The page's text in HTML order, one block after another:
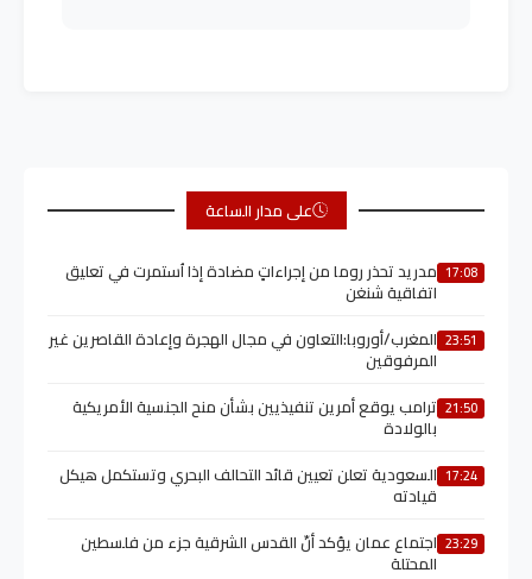
على مدار الساعة
17:08 مدريد تحذر روما من إجراءاتٍ مضادة إذا اُستمرت في تعليق
اتفاقية شنغن
23:51 المغرب/أوروبا:التعاون في مجال الهجرة وإعادة القاصرين غير
المرفوقين
21:50 ترامب يوقع أمرين تنفيذيين بشأن منح الجنسية الأمريكية
بالولادة
17:24 السعودية تعلن تعيين قائد التحالف البحري وتستكمل هيكل
قيادته
23:29 اجتماع عمان يؤكد أنّ القدس الشرقية جزء من فلسطين
المحتلة